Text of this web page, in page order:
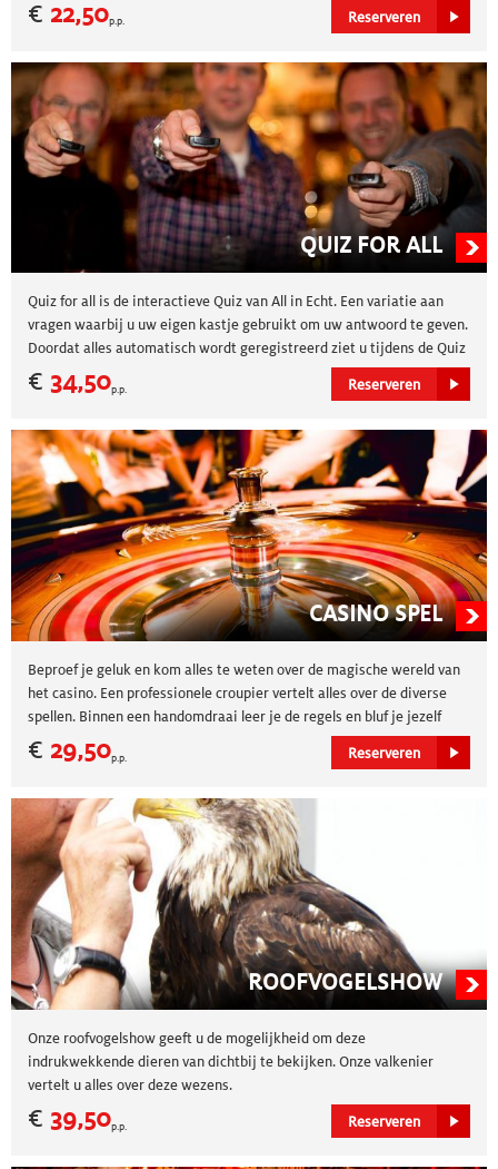
state-of-the-art faciliteiten is ons kartcentrum de ideale bestemming
€ 22,50p.p. Reserveren
QUIZ FOR ALL
Quiz for all is de interactieve Quiz van All in Echt. Een variatie aan
vragen waarbij u uw eigen kastje gebruikt om uw antwoord te geven.
Doordat alles automatisch wordt geregistreerd ziet u tijdens de Quiz
de tussenstanden en is het op het einde meteen duidelijk wie de
winnaar is!
€ 34,50p.p. Reserveren
CASINO SPEL
Beproef je geluk en kom alles te weten over de magische wereld van
het casino. Een professionele croupier vertelt alles over de diverse
spellen. Binnen een handomdraai leer je de regels en bluf je jezelf
naar de overwinning! Een spectaculaire activiteit van 90 minuten die
garant staat voor plezier, gezelligheid en strategisch denken! Ideaal
€ 29,50p.p. Reserveren
ROOFVOGELSHOW
Onze roofvogelshow geeft u de mogelijkheid om deze
indrukwekkende dieren van dichtbij te bekijken. Onze valkenier
vertelt u alles over deze wezens.
€ 39,50p.p. Reserveren